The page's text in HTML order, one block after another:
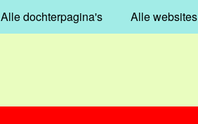
Alle dochterpagina's Alle websites